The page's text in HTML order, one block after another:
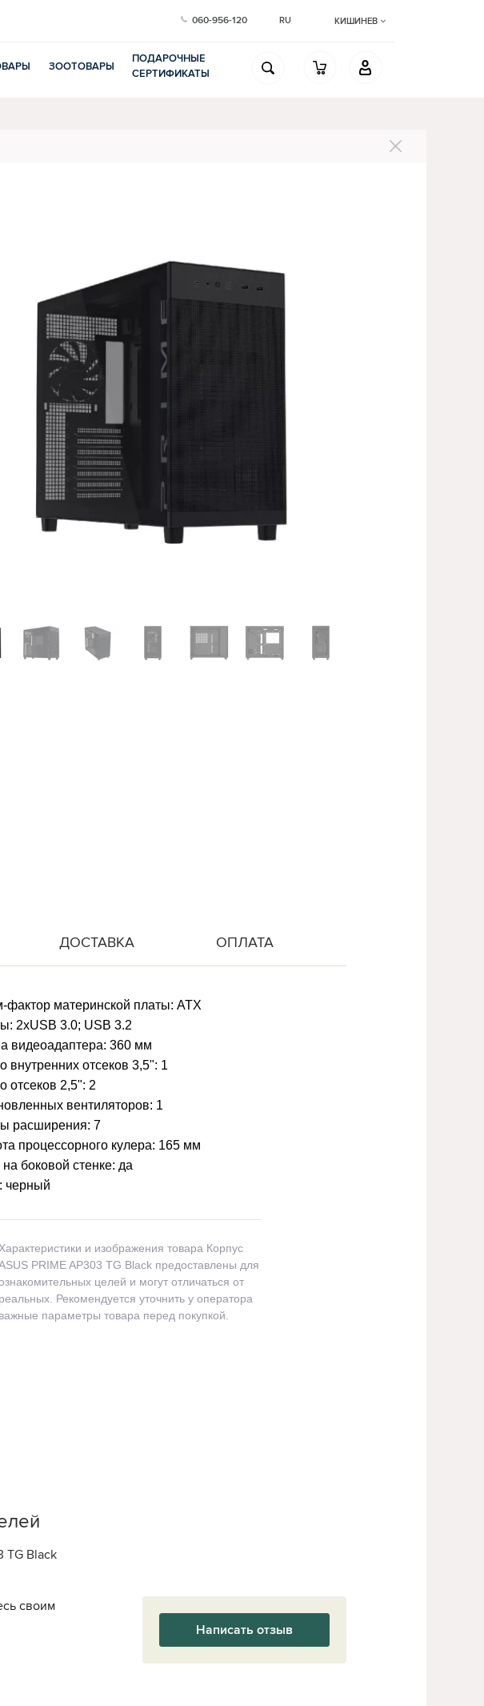
060-956-120 RU КИШИНЕВ
ЗООТОВАРЫ
ПОДАРОЧНЫЕ
СЕРТИФИКАТЫ
ДОСТАВКА ОПЛАТА
фактор материнской платы: ATX
2хUSB 3.0; USB 3.2
видеоадаптера: 360 мм
внутренних отсеков 3,5": 1
отсеков 2,5": 2
вентиляторов: 1
расширения: 7
процессорного кулера: 165 мм
боковой стенке: да
черный
Характеристики и изображения товара Корпус
PRIME AP303 TG Black предоставлены для
целей и могут отличаться от
реальных. Рекомендуется уточнить у оператора
важные параметры товара перед покупкой.
TG Black
своим
Написать отзыв